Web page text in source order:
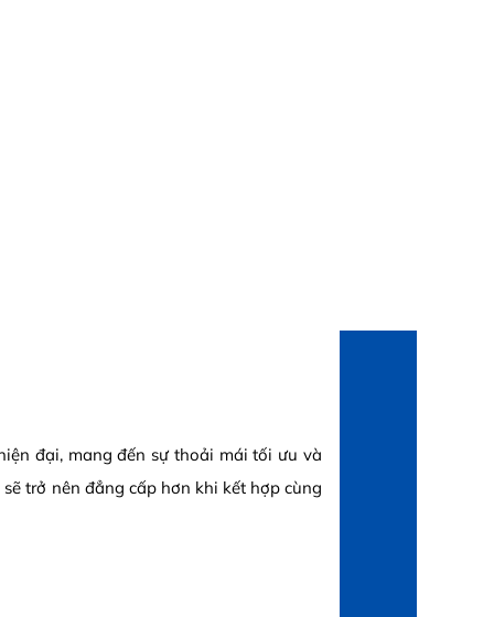
đại, mang đến sự thoải mái tối ưu và
trở nên đẳng cấp hơn khi kết hợp cùng